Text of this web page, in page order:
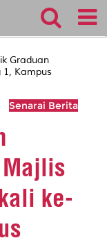
Graduan
1, Kampus
Senarai Berita
Majlis
ke-